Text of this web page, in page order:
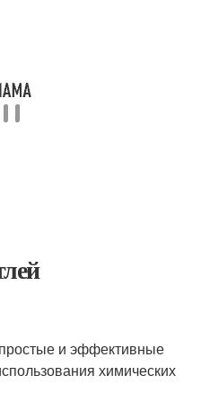
и эффективные
химических